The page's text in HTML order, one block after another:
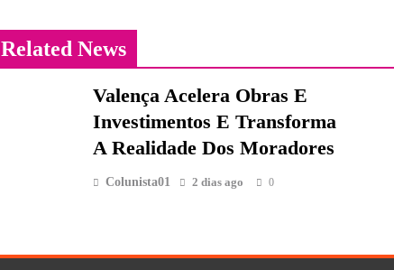
Related News
Valença Acelera Obras E
Investimentos E Transforma
A Realidade Dos Moradores
Colunista01 2 dias ago 0